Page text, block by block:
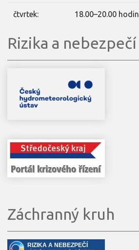
čtvrtek: 18.00–20.00 hodin
Rizika a nebezpečí
Záchranný kruh